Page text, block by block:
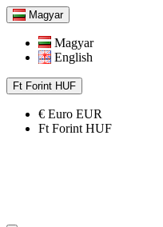
Magyar
Magyar
English
Ft Forint HUF
€ Euro EUR
Ft Forint HUF